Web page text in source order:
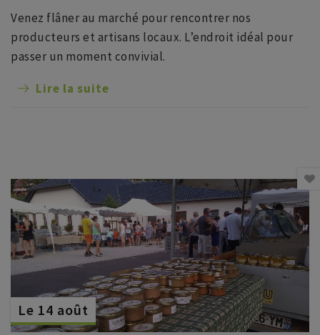
Venez flâner au marché pour rencontrer nos
producteurs et artisans locaux. L’endroit idéal pour
passer un moment convivial.
Lire la suite
Le 14 août